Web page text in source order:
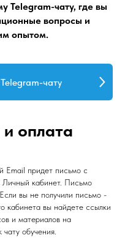
Telegram-чату, где вы
вопросы и
опытом.
чату
и оплата
Email придет письмо с
Личный кабинет. Письмо
вы не получили письмо -
кабинета вы найдете ссылки
и материалов на
обучения.